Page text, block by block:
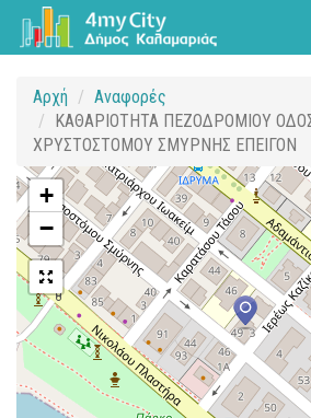
Αρχή
Αναφορές
ΚΑΘΑΡΙΟΤΗΤΑ ΠΕΖΟΔΡΟΜΙΟΥ
ΧΡΥΣΤΟΣΤΟΜΟΥ ΣΜΥΡΝΗΣ ΕΠΕΙΓΟΝ
+
−